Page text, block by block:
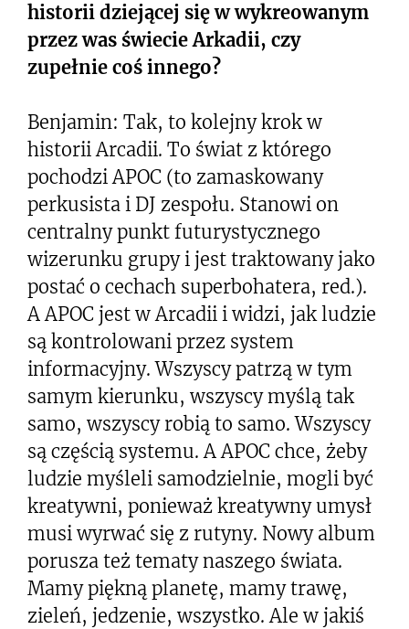
historii dziejącej się w wykreowanym
przez was świecie Arkadii, czy
zupełnie coś innego?
Benjamin: Tak, to kolejny krok w
historii Arcadii. To świat z którego
pochodzi APOC (to zamaskowany
perkusista i DJ zespołu. Stanowi on
centralny punkt futurystycznego
wizerunku grupy i jest traktowany jako
postać o cechach superbohatera, red.).
A APOC jest w Arcadii i widzi, jak ludzie
są kontrolowani przez system
informacyjny. Wszyscy patrzą w tym
samym kierunku, wszyscy myślą tak
samo, wszyscy robią to samo. Wszyscy
są częścią systemu. A APOC chce, żeby
ludzie myśleli samodzielnie, mogli być
kreatywni, ponieważ kreatywny umysł
musi wyrwać się z rutyny. Nowy album
porusza też tematy naszego świata.
Mamy piękną planetę, mamy trawę,
zieleń, jedzenie, wszystko. Ale w jakiś